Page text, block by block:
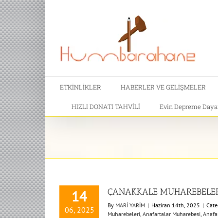
ETKİNLİKLER HABERLER VE GELİŞMELER
HIZLI DONATI TAHVİLİ Evin Depreme
14
06, 2025
ÇANAKKALE
By MARİ YARİM | Haziran 14th, 2025 |
Muharebeleri, Anafartalar Muharebesi,